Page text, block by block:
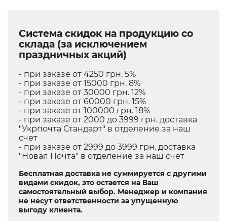
Система скидок на продукцию со
склада (за исключением
праздничных акций)
- при заказе от 4250 грн. 5%
- при заказе от 15000 грн. 8%
- при заказе от 30000 грн. 12%
- при заказе от 60000 грн. 15%
- при заказе от 100000 грн. 18%
- при заказе от 2000 до 3999 грн. доставка
"Укрпочта Стандарт" в отделение за наш
счет
- при заказе от 2999 до 3999 грн. доставка
"Новая Почта" в отделение за наш счет
Бесплатная доставка не суммируется с другими
видами скидок, это остается на Ваш
самостоятельный выбор. Менеджер и компания
не несут ответственности за упущенную
выгоду клиента.